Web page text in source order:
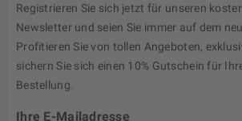
Registrieren Sie sich jetzt für unseren
Newsletter und seien Sie immer auf dem
Profitieren Sie von tollen Angeboten,
sichern Sie sich einen 10% Gutschein für
Bestellung.
Ihre E-Mailadresse